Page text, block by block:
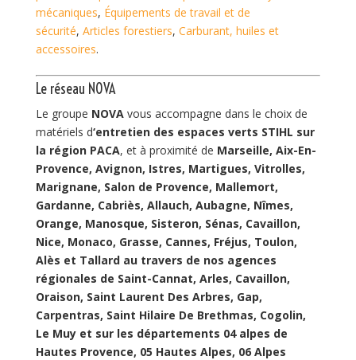
mécaniques, Équipements de travail et de
sécurité, Articles forestiers, Carburant, huiles et
accessoires.
Le réseau NOVA
Le groupe NOVA vous accompagne dans le choix de
matériels d‘entretien des espaces verts STIHL sur
la région PACA, et à proximité de Marseille, Aix-En-
Provence, Avignon, Istres, Martigues, Vitrolles,
Marignane, Salon de Provence, Mallemort,
Gardanne, Cabriès, Allauch, Aubagne, Nîmes,
Orange, Manosque, Sisteron, Sénas, Cavaillon,
Nice, Monaco, Grasse, Cannes, Fréjus, Toulon,
Alès et Tallard au travers de nos agences
régionales de Saint-Cannat, Arles, Cavaillon,
Oraison, Saint Laurent Des Arbres, Gap,
Carpentras, Saint Hilaire De Brethmas, Cogolin,
Le Muy et sur les départements 04 alpes de
Hautes Provence, 05 Hautes Alpes, 06 Alpes